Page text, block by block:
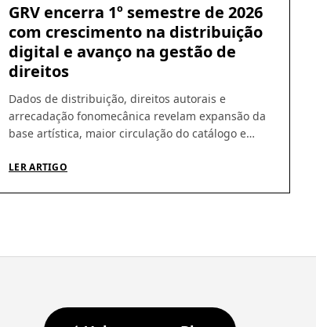
GRV encerra 1º semestre de 2026
com crescimento na distribuição
digital e avanço na gestão de
direitos
Dados de distribuição, direitos autorais e
arrecadação fonomecânica revelam expansão da
base artística, maior circulação do catálogo e
primeiro semestre de 2026 ajudam a revelar um
LER ARTIGO